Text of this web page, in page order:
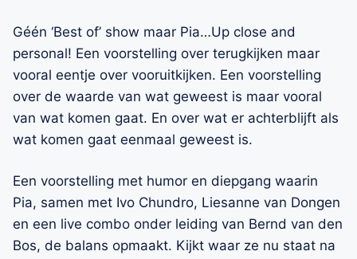
Géén ‘Best of’ show maar Pia…Up close and
personal! Een voorstelling over terugkijken maar
vooral eentje over vooruitkijken. Een voorstelling
over de waarde van wat geweest is maar vooral
van wat komen gaat. En over wat er achterblijft als
wat komen gaat eenmaal geweest is.
Een voorstelling met humor en diepgang waarin
Pia, samen met Ivo Chundro, Liesanne van Dongen
en een live combo onder leiding van Bernd van den
Bos, de balans opmaakt. Kijkt waar ze nu staat na